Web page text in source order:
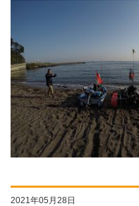
2021年05月28日